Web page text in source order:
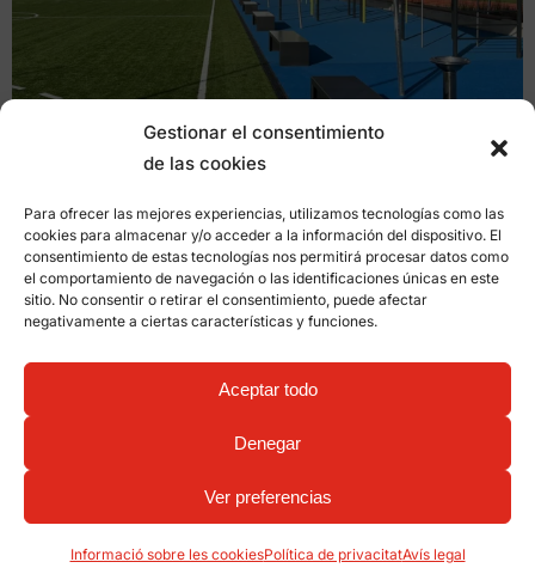
Gestionar el consentimiento
de las cookies
Para ofrecer las mejores experiencias, utilizamos tecnologías como las
cookies para almacenar y/o acceder a la información del dispositivo. El
consentimiento de estas tecnologías nos permitirá procesar datos como
el comportamiento de navegación o las identificaciones únicas en este
sitio. No consentir o retirar el consentimiento, puede afectar
negativamente a ciertas características y funciones.
Aceptar todo
Denegar
Ver preferencias
Informació sobre les cookiesPolítica de privacitatAvís legal